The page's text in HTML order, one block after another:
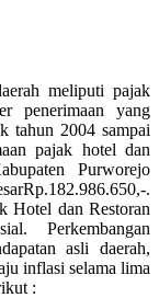
meliputi pajak
penerimaan yang
tahun 2004 sampai
pajak hotel dan
Purworejo
.
Hotel dan Restoran
Perkembangan
asli daerah,
inflasi selama lima
: